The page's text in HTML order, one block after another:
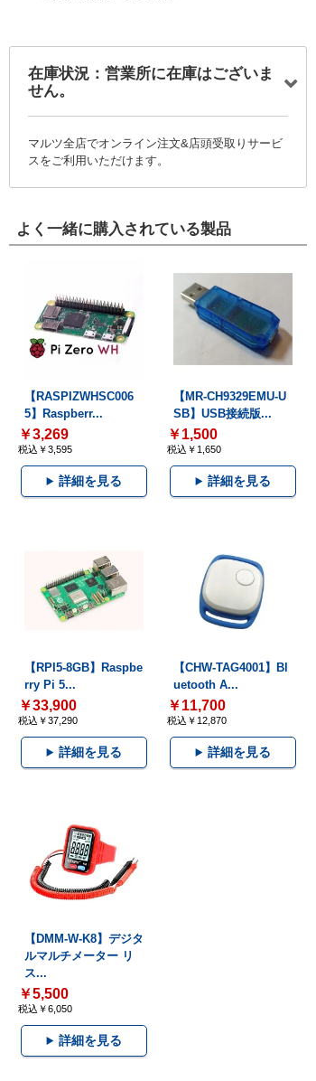
在庫状況：営業所に在庫はございま
せん。
マルツ全店でオンライン注文&店頭受取りサービ
スをご利用いただけます。
よく一緒に購入されている製品
【RASPIZWHSC006
5】Raspberr...
￥3,269
税込￥3,595
詳細を見る
【MR-CH9329EMU-U
SB】USB接続版...
￥1,500
税込￥1,650
詳細を見る
【RPI5-8GB】Raspbe
rry Pi 5...
￥33,900
税込￥37,290
詳細を見る
【CHW-TAG4001】Bl
uetooth A...
￥11,700
税込￥12,870
詳細を見る
【DMM-W-K8】デジタ
ルマルチメーター リ
ス...
￥5,500
税込￥6,050
詳細を見る